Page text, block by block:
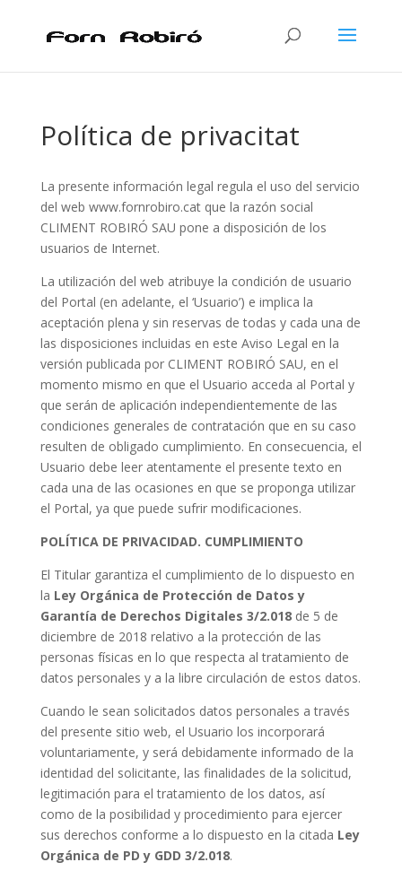
Política de privacitat
La presente información legal regula el uso del servicio
del web www.fornrobiro.cat que la razón social
CLIMENT ROBIRÓ SAU pone a disposición de los
usuarios de Internet.
La utilización del web atribuye la condición de usuario
del Portal (en adelante, el ‘Usuario’) e implica la
aceptación plena y sin reservas de todas y cada una de
las disposiciones incluidas en este Aviso Legal en la
versión publicada por CLIMENT ROBIRÓ SAU, en el
momento mismo en que el Usuario acceda al Portal y
que serán de aplicación independientemente de las
condiciones generales de contratación que en su caso
resulten de obligado cumplimiento. En consecuencia, el
Usuario debe leer atentamente el presente texto en
cada una de las ocasiones en que se proponga utilizar
el Portal, ya que puede sufrir modificaciones.
POLÍTICA DE PRIVACIDAD. CUMPLIMIENTO
El Titular garantiza el cumplimiento de lo dispuesto en
la Ley Orgánica de Protección de Datos y
Garantía de Derechos Digitales 3/2.018de 5 de
diciembre de 2018 relativo a la protección de las
personas físicas en lo que respecta al tratamiento de
datos personales y a la libre circulación de estos datos.
Cuando le sean solicitados datos personales a través
del presente sitio web, el Usuario los incorporará
voluntariamente, y será debidamente informado de la
identidad del solicitante, las finalidades de la solicitud,
legitimación para el tratamiento de los datos, así
como de la posibilidad y procedimiento para ejercer
sus derechos conforme a lo dispuesto en la citada Ley
Orgánica de PD y GDD 3/2.018.